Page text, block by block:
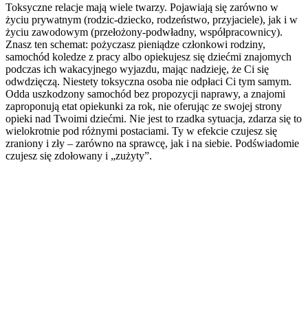
Toksyczne relacje mają wiele twarzy. Pojawiają się zarówno w
życiu prywatnym (rodzic-dziecko, rodzeństwo, przyjaciele), jak i w
życiu zawodowym (przełożony-podwładny, współpracownicy).
Znasz ten schemat: pożyczasz pieniądze członkowi rodziny,
samochód koledze z pracy albo opiekujesz się dziećmi znajomych
podczas ich wakacyjnego wyjazdu, mając nadzieję, że Ci się
odwdzięczą. Niestety toksyczna osoba nie odpłaci Ci tym samym.
Odda uszkodzony samochód bez propozycji naprawy, a znajomi
zaproponują etat opiekunki za rok, nie oferując ze swojej strony
opieki nad Twoimi dziećmi. Nie jest to rzadka sytuacja, zdarza się to
wielokrotnie pod różnymi postaciami. Ty w efekcie czujesz się
zraniony i zły – zarówno na sprawcę, jak i na siebie. Podświadomie
czujesz się zdołowany i „zużyty”.